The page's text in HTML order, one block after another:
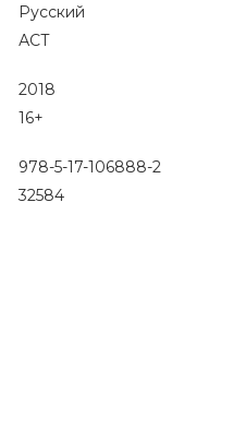
Русский
АСТ
2018
16+
978-5-17-106888-2
32584